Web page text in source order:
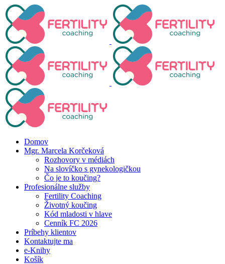
Domov
Mgr. Marcela Korčeková
Rozhovory v médiách
Na slovíčko s gynekologičkou
Čo je to koučing?
Profesionálne služby
Fertility Coaching
Životný koučing
Kód mladosti v hlave
Cenník FC 2026
Príbehy klientov
Kontaktujte ma
e-Knihy
Košík